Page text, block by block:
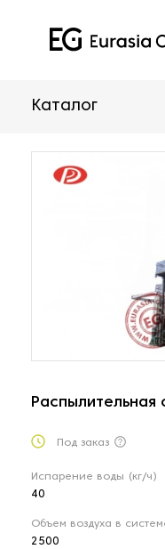
Каталог
Распылительная
Под заказ
Испарение воды (кг/ч)
40
Объем воздуха в
2500